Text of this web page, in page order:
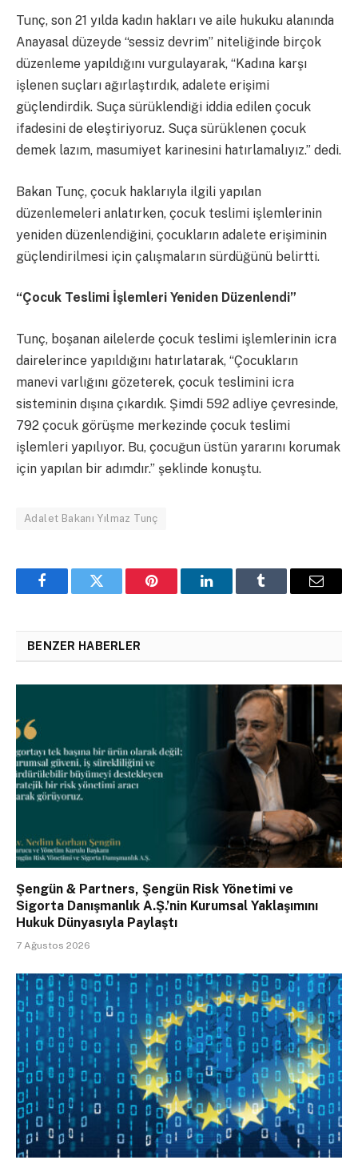
Tunç, son 21 yılda kadın hakları ve aile hukuku alanında
Anayasal düzeyde “sessiz devrim” niteliğinde birçok
düzenleme yapıldığını vurgulayarak, “Kadına karşı
işlenen suçları ağırlaştırdık, adalete erişimi
güçlendirdik. Suça sürüklendiği iddia edilen çocuk
ifadesini de eleştiriyoruz. Suça sürüklenen çocuk
demek lazım, masumiyet karinesini hatırlamalıyız.” dedi.
Bakan Tunç, çocuk haklarıyla ilgili yapılan
düzenlemeleri anlatırken, çocuk teslimi işlemlerinin
yeniden düzenlendiğini, çocukların adalete erişiminin
güçlendirilmesi için çalışmaların sürdüğünü belirtti.
“Çocuk Teslimi İşlemleri Yeniden Düzenlendi”
Tunç, boşanan ailelerde çocuk teslimi işlemlerinin icra
dairelerince yapıldığını hatırlatarak, “Çocukların
manevi varlığını gözeterek, çocuk teslimini icra
sisteminin dışına çıkardık. Şimdi 592 adliye çevresinde,
792 çocuk görüşme merkezinde çocuk teslimi
işlemleri yapılıyor. Bu, çocuğun üstün yararını korumak
için yapılan bir adımdır.” şeklinde konuştu.
Adalet Bakanı Yılmaz Tunç
FacebookTwitter Pinterest LinkedInTumblr Email
BENZER HABERLER
Şengün & Partners, Şengün Risk Yönetimi ve
Sigorta Danışmanlık A.Ş.’nin Kurumsal Yaklaşımını
Hukuk Dünyasıyla Paylaştı
7 Ağustos 2026